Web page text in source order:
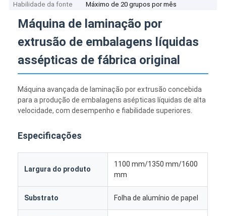
Habilidade da fonte
Máximo de 20 grupos por mês
Máquina de laminação por
extrusão de embalagens líquidas
assépticas de fábrica original
Máquina avançada de laminação por extrusão concebida
para a produção de embalagens asépticas líquidas de alta
velocidade, com desempenho e fiabilidade superiores.
Especificações
Largura do produto
1100 mm/1350 mm/1600
mm
Substrato Folha de alumínio de papel